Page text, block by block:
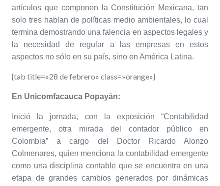
artículos que componen la Constitución Mexicana, tan
solo tres hablan de políticas medio ambientales, lo cual
termina demostrando una falencia en aspectos legales y
la necesidad de regular a las empresas en estos
aspectos no sólo en su país, sino en América Latina.
{tab title=»28 de febrero» class=»orange»}
En Unicomfacauca Popayán:
Inició la jornada, con la exposición “Contabilidad
emergente, otra mirada del contador público en
Colombia” a cargo del Doctor Ricardo Alonzo
Colmenares, quien menciona la contabilidad emergente
como una disciplina contable que se encuentra en una
etapa de grandes cambios generados por dinámicas